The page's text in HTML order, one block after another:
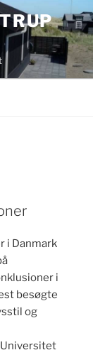
i Danmark
i
besøgte
og